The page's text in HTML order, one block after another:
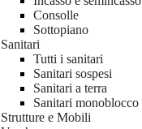
Consolle
Sottopiano
Sanitari
Tutti i sanitari
Sanitari sospesi
Sanitari a terra
Sanitari monoblocco
Strutture e Mobili